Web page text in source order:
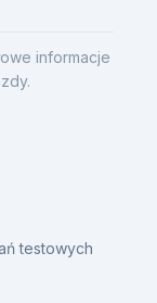
informacje
testowych